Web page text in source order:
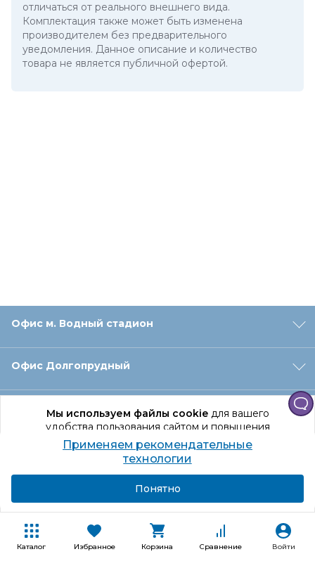
Каталог Избранное Корзина Сравнение Войти
Мы используем файлы cookieдля вашего
удобства пользования сайтом и повышения
качества рекомендаций.
Продолжая использование сайта, вы даете
согласие на обработку персональных данных
отличаться от реального внешнего вида.
Комплектация также может быть изменена
производителем без предварительного
уведомления. Данное описание и количество
товара не является публичной офертой.
Офис м. Водный стадион
Офис Долгопрудный
Офис Санкт‑Петербург
Оформление заказа
Покупателям
Применяем рекомендательные
технологии
Понятно